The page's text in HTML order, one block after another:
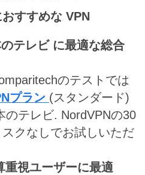
すすめな VPN
のテレビ に最適な総合
のテストでは
プラン (スタンダード)
のテレビ. NordVPNの30
クなしでお試しいただ
重視ユーザーに最適